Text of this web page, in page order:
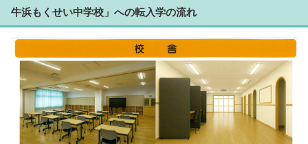
牛浜もくせい中学校」への転入学の流れ